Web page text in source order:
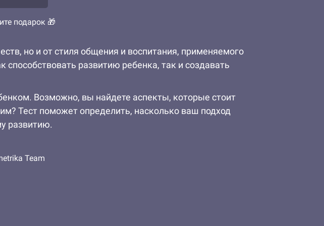
подарок 🎁
но и от стиля общения и воспитания, применяемого
развитию ребенка, так и создавать
Возможно, вы найдете аспекты, которые стоит
Тест поможет определить, насколько ваш подход
развитию.
Team